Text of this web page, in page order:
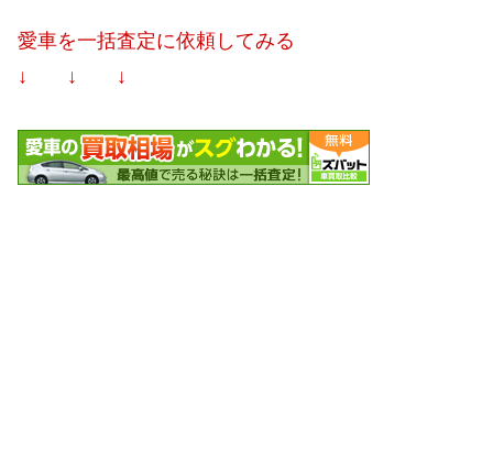
愛車を一括査定に依頼してみる
↓ ↓ ↓